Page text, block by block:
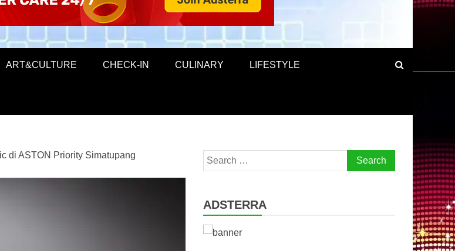
ART&CULTURE CHECK-IN CULINARY LIFESTYLE
di ASTON Priority Simatupang
Search
for:
ADSTERRA